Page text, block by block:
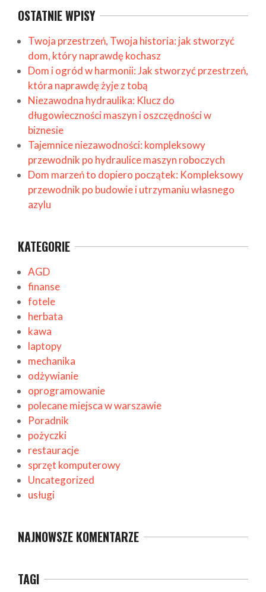
OSTATNIE WPISY
Twoja przestrzeń, Twoja historia: jak stworzyć
dom, który naprawdę kochasz
Dom i ogród w harmonii: Jak stworzyć przestrzeń,
która naprawdę żyje z tobą
Niezawodna hydraulika: Klucz do
długowieczności maszyn i oszczędności w
biznesie
Tajemnice niezawodności: kompleksowy
przewodnik po hydraulice maszyn roboczych
Dom marzeń to dopiero początek: Kompleksowy
przewodnik po budowie i utrzymaniu własnego
azylu
KATEGORIE
AGD
finanse
fotele
herbata
kawa
laptopy
mechanika
odżywianie
oprogramowanie
polecane miejsca w warszawie
Poradnik
pożyczki
restauracje
sprzęt komputerowy
Uncategorized
usługi
NAJNOWSZE KOMENTARZE
TAGI